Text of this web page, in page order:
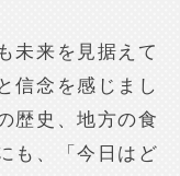
未来を見据えて
信念を感じまし
歴史、地方の食
も、「今日はど